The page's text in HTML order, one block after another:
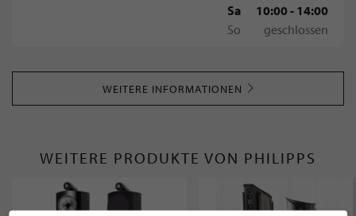
Sa
10:00 - 14:00
So
geschlossen
WEITERE INFORMATIONEN
WEITERE PRODUKTE VON PHILIPPS